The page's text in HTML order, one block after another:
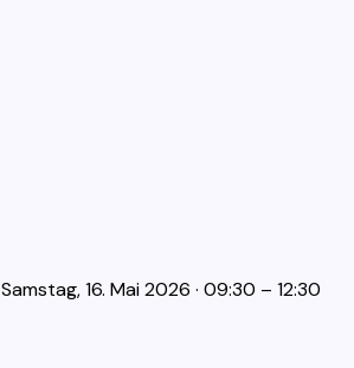
Samstag, 16. Mai 2026 · 09:30 – 12:30